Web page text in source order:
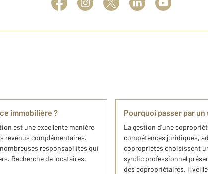
immobilière ?
est une excellente manière
revenus complémentaires.
responsabilités qui
Recherche de locataires,
Pourquoi passer par
La gestion d'une
compétences juridiques,
copropriétés choisissent
syndic professionnel
des copropriétaires, il